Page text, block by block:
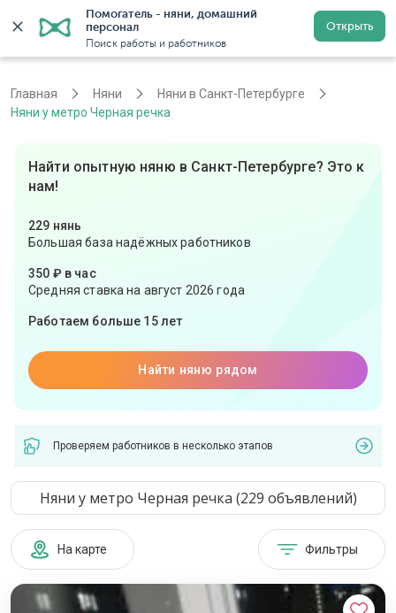
Помогатель - няни, домашний
персонал
Поиск работы и работников
Открыть
Санкт-Петербург Регистрация
Главная Няни
Няни в Санкт-Петербурге
Няни у метро Черная речка
Найти опытную няню в Санкт-Петербурге? Это к
нам!
229 нянь
Большая база надёжных работников
350 ₽ в час
Средняя ставка на август 2026 года
Работаем больше 15 лет
Найти няню рядом
Проверяем работников в несколько этапов
Няни у метро Черная речка (229 объявлений)
На карте Фильтры